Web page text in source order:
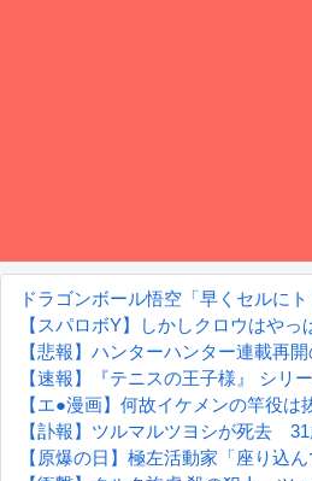
ドラゴンボール悟空「早くセルに
【スパロボY】しかしクロウはや
【悲報】ハンターハンター連載再
【速報】『テニスの王子様』 シリ
【エ●漫画】何故イケメンの竿役
【訃報】ツルマルツヨシが死去
【原爆の日】極左活動家「座り込